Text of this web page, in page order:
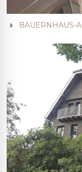
BAUERNHAUS-